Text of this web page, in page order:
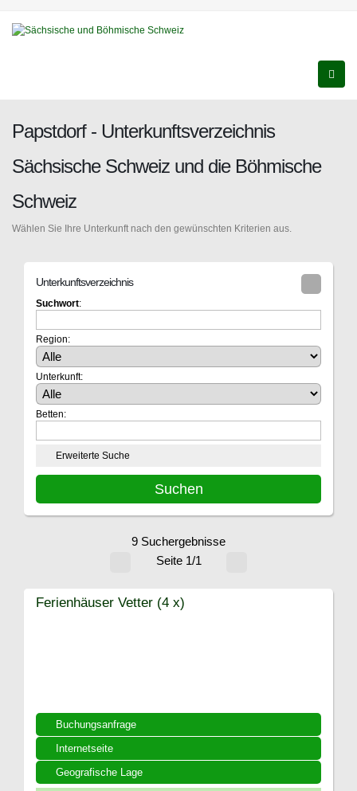
Papstdorf - Unterkunftsverzeichnis
Sächsische Schweiz und die Böhmische
Schweiz
Wählen Sie Ihre Unterkunft nach den gewünschten Kriterien aus.
Unterkunftsverzeichnis
Suchwort:
Region:
Unterkunft:
Betten:
Erweiterte Suche
9 Suchergebnisse
Seite 1/1
Buchungsanfrage
Internetseite
Geografische Lage
Ferienhäuser Vetter (4 x)